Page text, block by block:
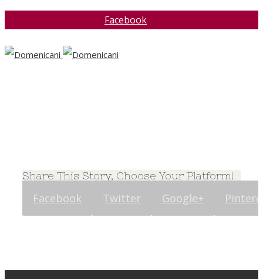
Facebook
Share This Story, Choose Your Platform!
Facebook Twitter Google+